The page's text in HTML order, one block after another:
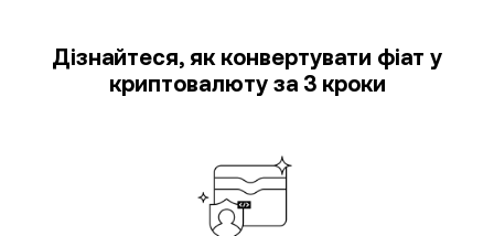
Дізнайтеся, як конвертувати фіат у
криптовалюту за 3 кроки